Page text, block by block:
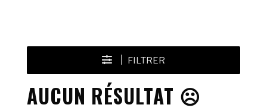
FILTRER
AUCUN RÉSULTAT ☹️